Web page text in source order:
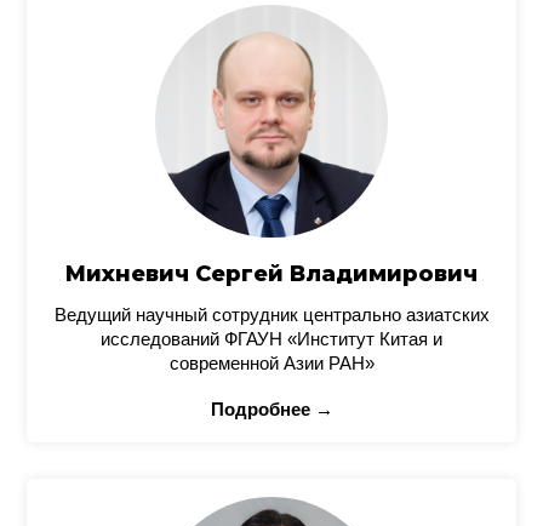
Михневич Сергей Владимирович
Ведущий научный сотрудник центрально азиатских
исследований ФГАУН «Институт Китая и
современной Азии РАН»
Подробнее →